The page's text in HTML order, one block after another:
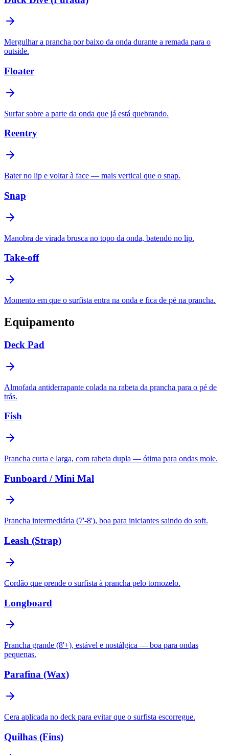
Mergulhar a prancha por baixo da onda durante a remada para o
outside.
Floater
Surfar sobre a parte da onda que já está quebrando.
Reentry
Bater no lip e voltar à face — mais vertical que o snap.
Snap
Manobra de virada brusca no topo da onda, batendo no lip.
Take-off
Momento em que o surfista entra na onda e fica de pé na prancha.
Equipamento
Deck Pad
Almofada antiderrapante colada na rabeta da prancha para o pé de
trás.
Fish
Prancha curta e larga, com rabeta dupla — ótima para ondas mole.
Funboard / Mini Mal
Prancha intermediária (7'-8'), boa para iniciantes saindo do soft.
Leash (Strap)
Cordão que prende o surfista à prancha pelo tornozelo.
Longboard
Prancha grande (8'+), estável e nostálgica — boa para ondas
pequenas.
Parafina (Wax)
Cera aplicada no deck para evitar que o surfista escorregue.
Quilhas (Fins)